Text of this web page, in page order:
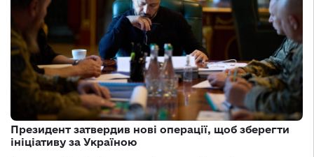
Президент затвердив нові операції, щоб зберегти
ініціативу за Україною